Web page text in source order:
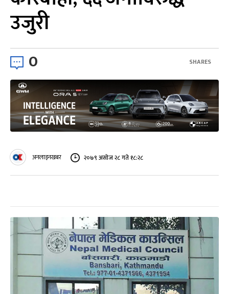
उजुरी
0 SHARES
अनलाइनखबर २०७९ असोज २८ गते १८:२८